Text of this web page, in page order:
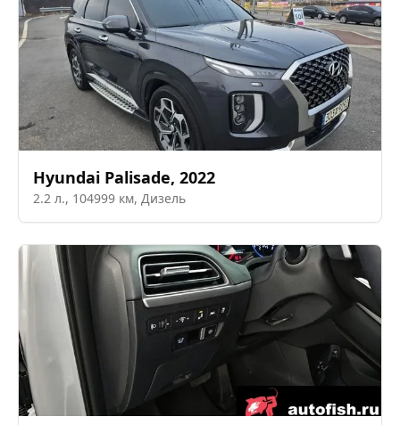
Hyundai Palisade, 2022
2.2 л., 104999 км, Дизель